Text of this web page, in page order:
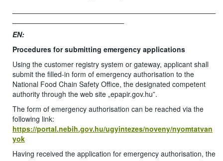
EN:
Procedures for submitting emergency applications
Using the customer registry system or gateway, applicant shall
submit the filled-in form of emergency authorisation to the
National Food Chain Safety Office, the designated competent
authority through the web site „epapir.gov.hu”.
The form of emergency authorisation can be reached via the
following link:
https://portal.nebih.gov.hu/ugyintezes/noveny/nyomtatvan
yok
Having received the application for emergency authorisation, the